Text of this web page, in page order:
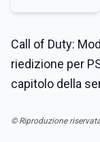
Call of Duty:
riedizione per
capitolo della
© Riproduzione